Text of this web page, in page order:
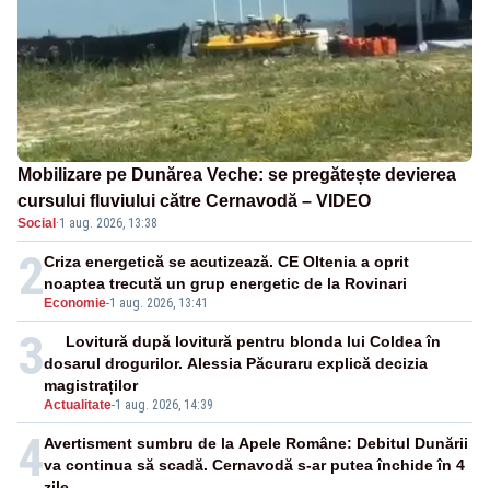
Mobilizare pe Dunărea Veche: se pregătește devierea
cursului fluviului către Cernavodă – VIDEO
Social ·1 aug. 2026, 13:38
2 Economie-1 aug. 2026, 13:41
Criza energetică se acutizează. CE Oltenia a oprit
noaptea trecută un grup energetic de la Rovinari
3
Actualitate-1 aug. 2026, 14:39
Lovitură după lovitură pentru blonda lui Coldea în
dosarul drogurilor. Alessia Păcuraru explică decizia
magistraților
4Avertisment sumbru de la Apele Române: Debitul Dunării
va continua să scadă. Cernavodă s-ar putea închide în 4